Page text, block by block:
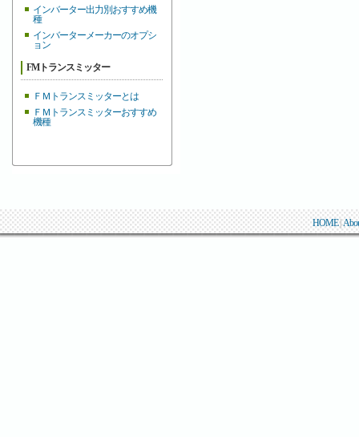
インバーター出力別おすすめ機
種
インバーターメーカーのオプシ
ョン
FMトランスミッター
ＦＭトランスミッターとは
ＦＭトランスミッターおすすめ
機種
HOME|